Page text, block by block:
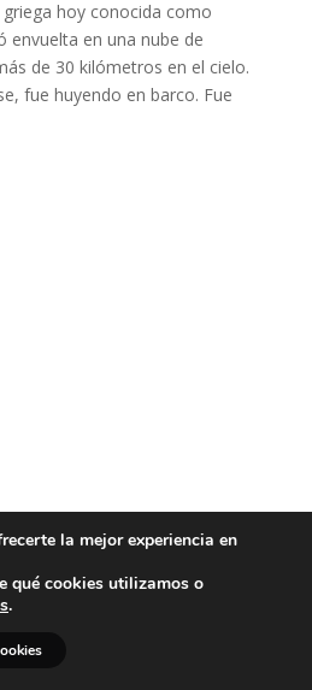
hoy conocida como
envuelta en una nube de
de 30 kilómetros en el cielo.
fue huyendo en barco. Fue
la mejor experiencia en
qué cookies utilizamos o
.